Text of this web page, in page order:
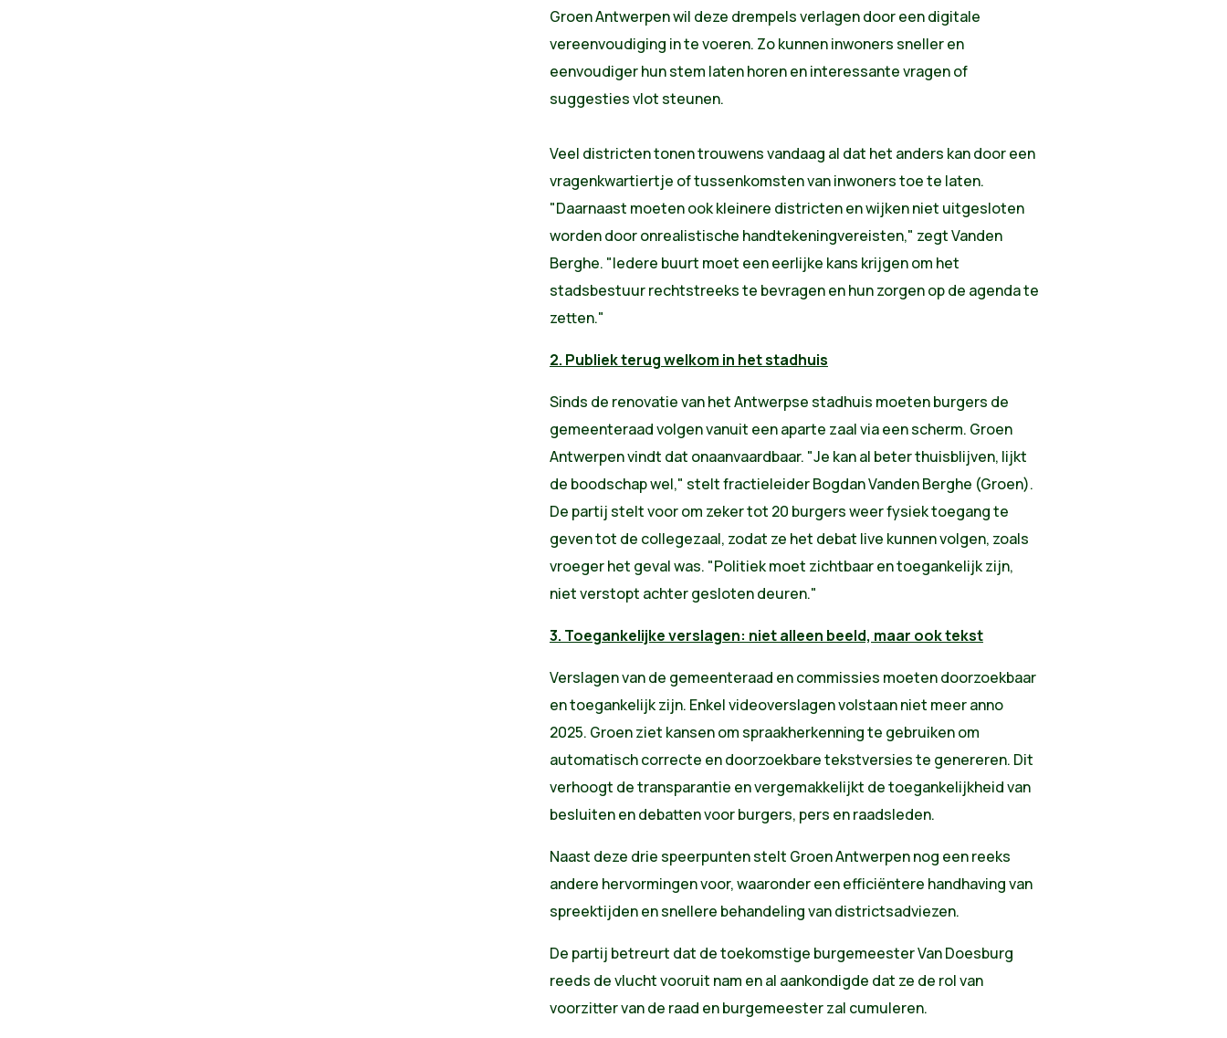
Groen Antwerpen wil deze drempels verlagen door een digitale
vereenvoudiging in te voeren. Zo kunneninwoners sneller en
eenvoudiger hun stem laten horen en interessante vragen of
suggesties vlot steunen.
Veel districten tonen trouwens vandaag al dat het anders kan door een
vragenkwartiertje of tussenkomsten van inwoners toe te laten.
"Daarnaast moeten ook kleinere districten en wijken niet uitgesloten
worden door onrealistische handtekeningvereisten," zegt Vanden
Berghe. "Iedere buurt moet een eerlijke kans krijgen om het
stadsbestuur rechtstreeks te bevragen en hun zorgen op de agenda te
zetten."
2. Publiek terug welkom in het stadhuis
Sinds de renovatie van het Antwerpse stadhuis moeten burgers de
gemeenteraad volgen vanuit een aparte zaal via een scherm. Groen
Antwerpen vindt dat onaanvaardbaar. "Je kan al beter thuisblijven, lijkt
de boodschap wel," stelt fractieleider Bogdan Vanden Berghe (Groen).
De partij stelt voor om zeker tot 20 burgers weer fysiek toegang te
geven tot de collegezaal, zodat ze het debat live kunnen volgen, zoals
vroeger het geval was. "Politiek moet zichtbaar en toegankelijk zijn,
niet verstopt achter gesloten deuren."
3. Toegankelijke verslagen: niet alleen beeld, maar ook tekst
Verslagen van de gemeenteraad en commissies moeten doorzoekbaar
en toegankelijk zijn. Enkel videoverslagen volstaan niet meer anno
2025. Groen ziet kansen om spraakherkenning te gebruiken om
automatisch correcte en doorzoekbare tekstversies te genereren. Dit
verhoogt de transparantie en vergemakkelijkt de toegankelijkheid van
besluiten en debatten voor burgers, pers en raadsleden.
Naast deze drie speerpunten stelt Groen Antwerpen nog een reeks
andere hervormingen voor, waaronder een efficiëntere handhaving van
spreektijden en snellere behandeling van districtsadviezen.
De partij betreurt dat de toekomstige burgemeester Van Doesburg
reeds de vlucht vooruit nam en al aankondigde dat ze de rol van
voorzitter van de raad en burgemeester zal cumuleren.